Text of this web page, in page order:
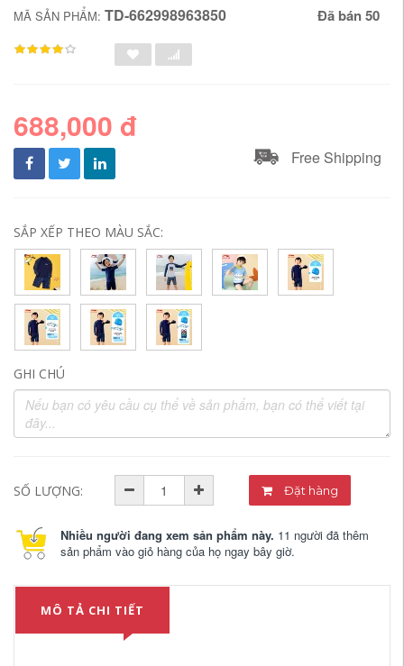
MÃ SẢN PHẨM: TD-662998963850 Đã bán 50
688,000 đ
Free Shipping
SẮP XẾP THEO MÀU SẮC:
GHI CHÚ
SỐ LƯỢNG: Đặt hàng
Nhiều người đang xem sản phẩm này. 11 người đã thêm
sản phẩm vào giỏ hàng của họ ngay bây giờ.
MÔ TẢ CHI TIẾT